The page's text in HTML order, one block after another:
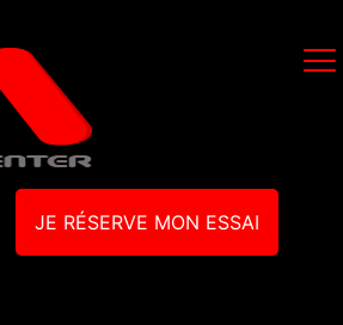
JE RÉSERVE MON ESSAI